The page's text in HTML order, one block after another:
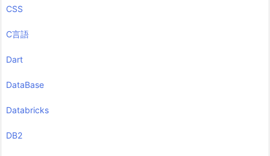
CSS
C言語
Dart
DataBase
Databricks
DB2